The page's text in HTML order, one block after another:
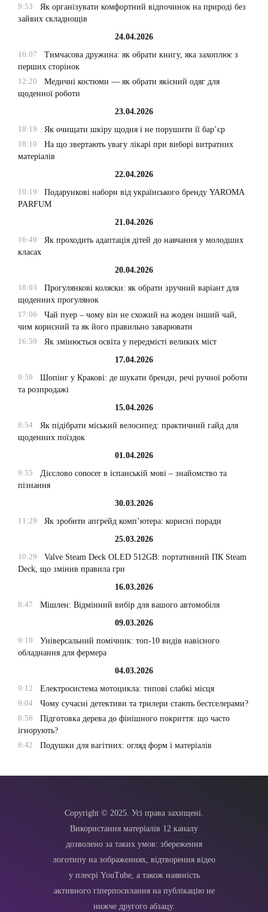
9:53
Як організувати комфортний відпочинок на природі без
зайвих складнощів
24.04.2026
16:07
Тимчасова дружина: як обрати книгу, яка захоплює з
перших сторінок
12:20
Медичні костюми — як обрати якісний одяг для
щоденної роботи
23.04.2026
18:19
Як очищати шкіру щодня і не порушити її бар’єр
18:10
На що звертають увагу лікарі при виборі витратних
матеріалів
22.04.2026
10:19
Подарункові набори від українського бренду YAROMA
PARFUM
21.04.2026
16:49
Як проходить адаптація дітей до навчання у молодших
класах
20.04.2026
18:03
Прогулянкові коляски: як обрати зручний варіант для
щоденних прогулянок
17:06
Чай пуер – чому він не схожий на жоден інший чай,
чим корисний та як його правильно заварювати
16:59
Як змінюється освіта у передмісті великих міст
17.04.2026
9:59
Шопінг у Кракові: де шукати бренди, речі ручної роботи
та розпродажі
15.04.2026
8:54
Як підібрати міський велосипед: практичний гайд для
щоденних поїздок
01.04.2026
9:55
Дієслово conocer в іспанській мові – знайомство та
пізнання
30.03.2026
11:29
Як зробити апгрейд комп’ютера: корисні поради
25.03.2026
10:29
Valve Steam Deck OLED 512GB: портативний ПК Steam
Deck, що змінив правила гри
16.03.2026
8:47
Мішлен: Відмінний вибір для вашого автомобіля
09.03.2026
9:10
Універсальний помічник: топ-10 видів навісного
обладнання для фермера
04.03.2026
9:12
Електросистема мотоцикла: типові слабкі місця
9:04
Чому сучасні детективи та трилери стають бестселерами?
8:56
Підготовка дерева до фінішного покриття: що часто
ігнорують?
8:42
Подушки для вагітних: огляд форм і матеріалів
Copyright © 2025. Усі права захищені.
Використання матеріалів 12 каналу
дозволено за таких умов: збереження
логотипу на зображеннях, відтворення відео
у плеєрі YouTube, а також наявність
активного гіперпосилання на публікацію не
нижче другого абзацу.